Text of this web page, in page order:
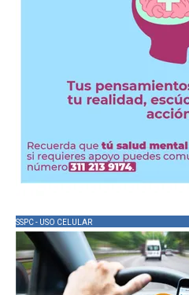
SSPC - USO CELULAR